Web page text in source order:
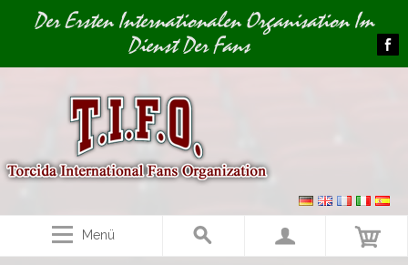
Image 01Der Ersten Internationalen Organisation Im
Dienst Der Fans
Menü